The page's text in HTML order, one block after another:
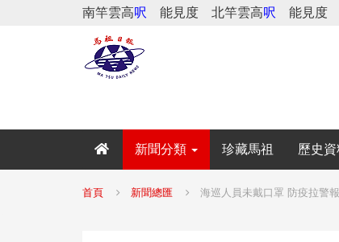
南竿雲高呎 能見度 北竿雲高呎 能見度
新聞分類 珍藏馬祖 歷史
首頁 新聞總匯 海巡人員未戴口罩 防疫拉警報